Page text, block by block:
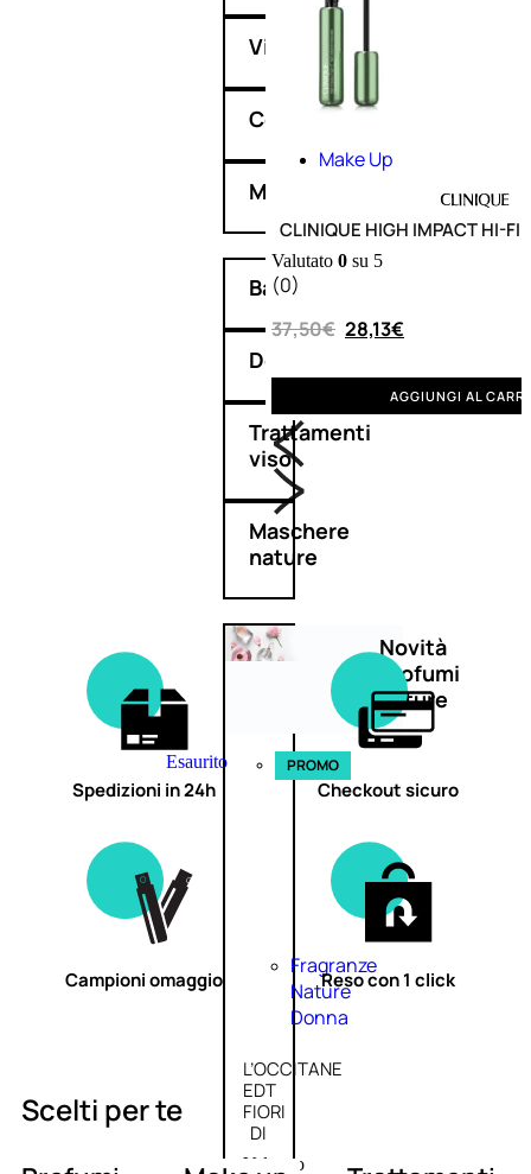
Viso/Labbra/Occhi
Corpo
Mani
Bagno
Detergenza
Trattamenti
viso
Maschere
nature
Novità
profumi
nature
Esaurito PROMO
Fragranze
Nature
Donna
L’OCCITANE
EDT
FIORI
DI
Valutato
Make Up
CLINIQUE HIGH IMPACT HI-FI
Valutato 0 su 5
(0)
37,50€ 28,13€
AGGIUNGI AL
Spedizioni in 24h Checkout sicuro
Campioni omaggio Reso con 1 click
Scelti per te